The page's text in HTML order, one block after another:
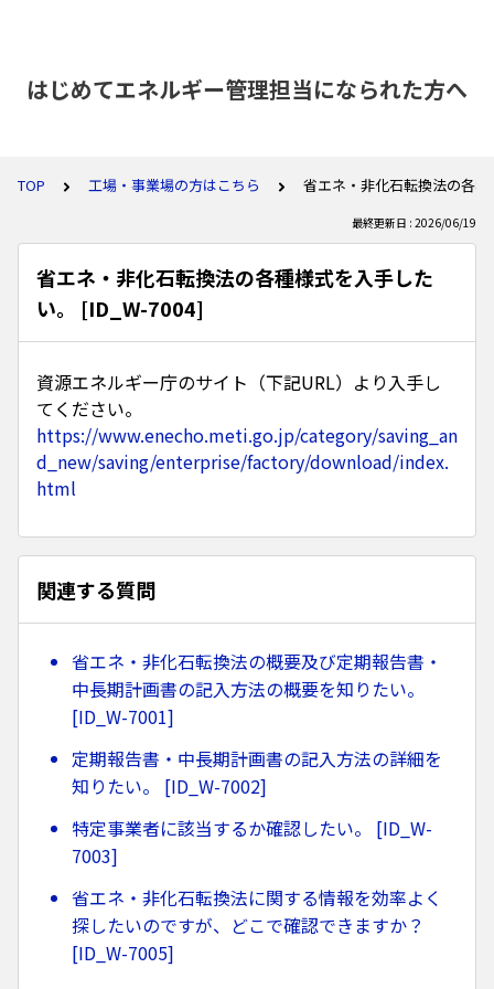
はじめてエネルギー管理担当になられた方へ
TOP 工場・事業場の方はこちら 省エネ・非化石転換法の各
最終更新日 : 2026/06/19
省エネ・非化石転換法の各種様式を入手した
い。 [ID_W-7004]
資源エネルギー庁のサイト（下記URL）より入手し
てください。
https://www.enecho.meti.go.jp/category/saving_an
d_new/saving/enterprise/factory/download/index.
html
関連する質問
省エネ・非化石転換法の概要及び定期報告書・
中長期計画書の記入方法の概要を知りたい。
[ID_W-7001]
定期報告書・中長期計画書の記入方法の詳細を
知りたい。 [ID_W-7002]
特定事業者に該当するか確認したい。 [ID_W-
7003]
省エネ・非化石転換法に関する情報を効率よく
探したいのですが、どこで確認できますか？
[ID_W-7005]